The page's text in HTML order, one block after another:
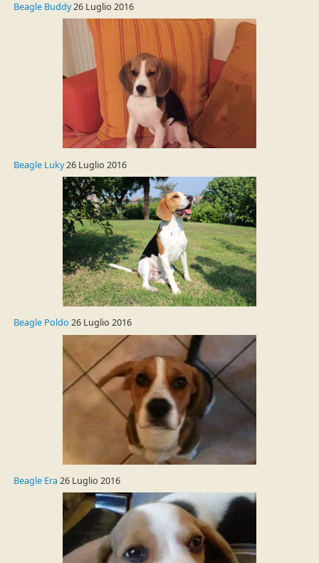
Beagle Buddy26 Luglio 2016
Beagle Luky26 Luglio 2016
Beagle Poldo 26 Luglio 2016
Beagle Era 26 Luglio 2016